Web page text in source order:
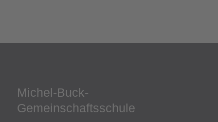
Michel-Buck-
Gemeinschaftsschule